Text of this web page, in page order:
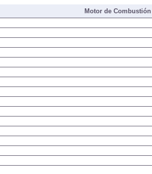
Motor de Combustión